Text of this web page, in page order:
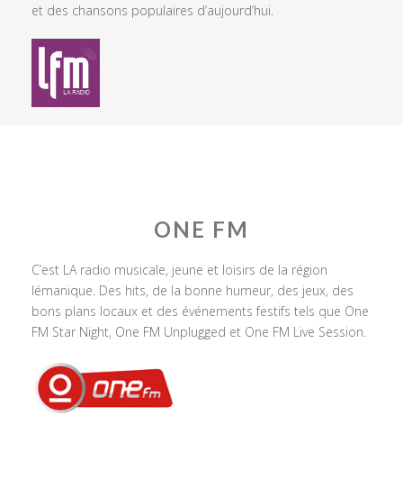
et des chansons populaires d’aujourd’hui.
ONE FM
C’est LA radio musicale, jeune et loisirs de la région
lémanique. Des hits, de la bonne humeur, des jeux, des
bons plans locaux et des événements festifs tels que One
FM Star Night, One FM Unplugged et One FM Live Session.